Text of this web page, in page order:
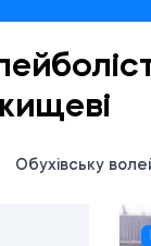
Обухівську